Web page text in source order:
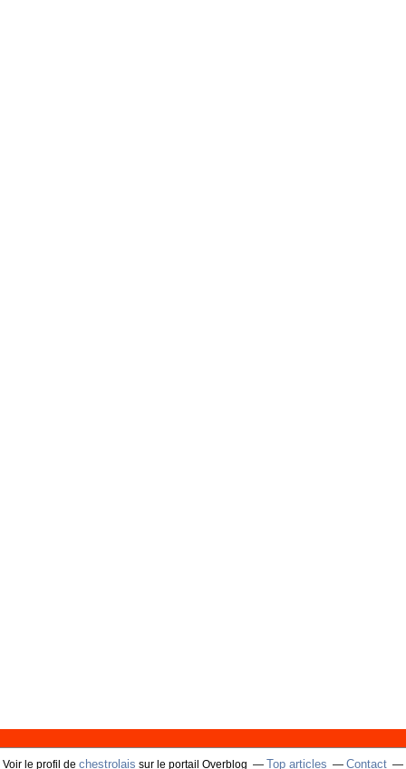
Voir le profil de chestrolais sur le portail Overblog Top articles Contact